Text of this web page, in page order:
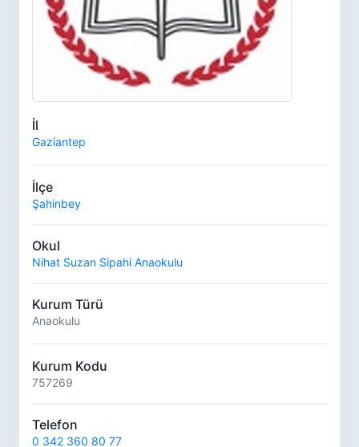
İl
Gaziantep
İlçe
Şahinbey
Okul
Nihat Suzan Sipahi Anaokulu
Kurum Türü
Anaokulu
Kurum Kodu
757269
Telefon
0 342 360 80 77